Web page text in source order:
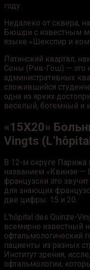
году.
Недалеко от сквера,
Бюшри с известным
языке «Шекспир и
Латинский квартал,
Сены (Рив-Гош) — это
административных
сложившийся
одна из ярких
веселый, богемный и
«15Х20»
Vingts
В 12-м округе Парижа
названием «Квинзе —
французски это
для знающих
две цифры: 15 и 20.
L’hôpital des Quinze-
всемирно известный
офтальмологический
пациенты из разных
Институт зрения,
офтальмологии,